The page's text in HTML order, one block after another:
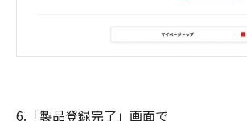
6.「製品登録完了」画面で